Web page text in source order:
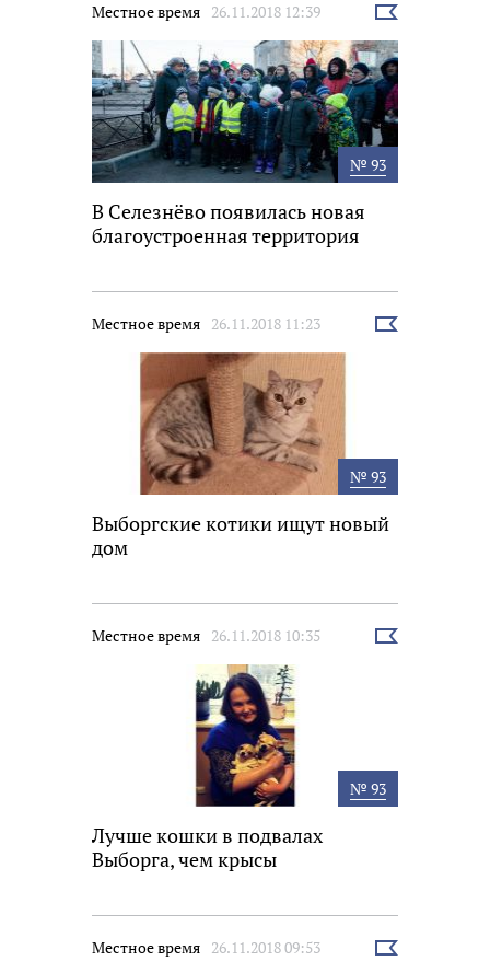
Местное время 26.11.2018 12:39
Выбрать
№ 93
В Селезнёво появилась новая
благоустроенная территория
Местное время 26.11.2018 11:23
Выбрать
№ 93
Выборгские котики ищут новый
дом
Местное время 26.11.2018 10:35
Выбрать
№ 93
Лучше кошки в подвалах
Выборга, чем крысы
Местное время 26.11.2018 09:53
Выбрать